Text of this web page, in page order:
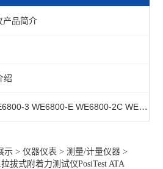
查看全部 >>
产品简介
绍
WE6800 WE6800-2 WE6800-3 WE6800-E WE6800-2C WE6800-3C WE6800M-2C WE6800M-3C 镗床数显表，铣床数显表，龙门铣数显
示 >仪器仪表 >测量/计量仪器 >
拔式附着力测试仪PosiTest ATA